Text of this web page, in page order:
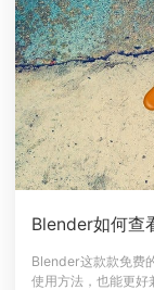
Blender如何查
Blender这款款免费
使用方法，也能更好